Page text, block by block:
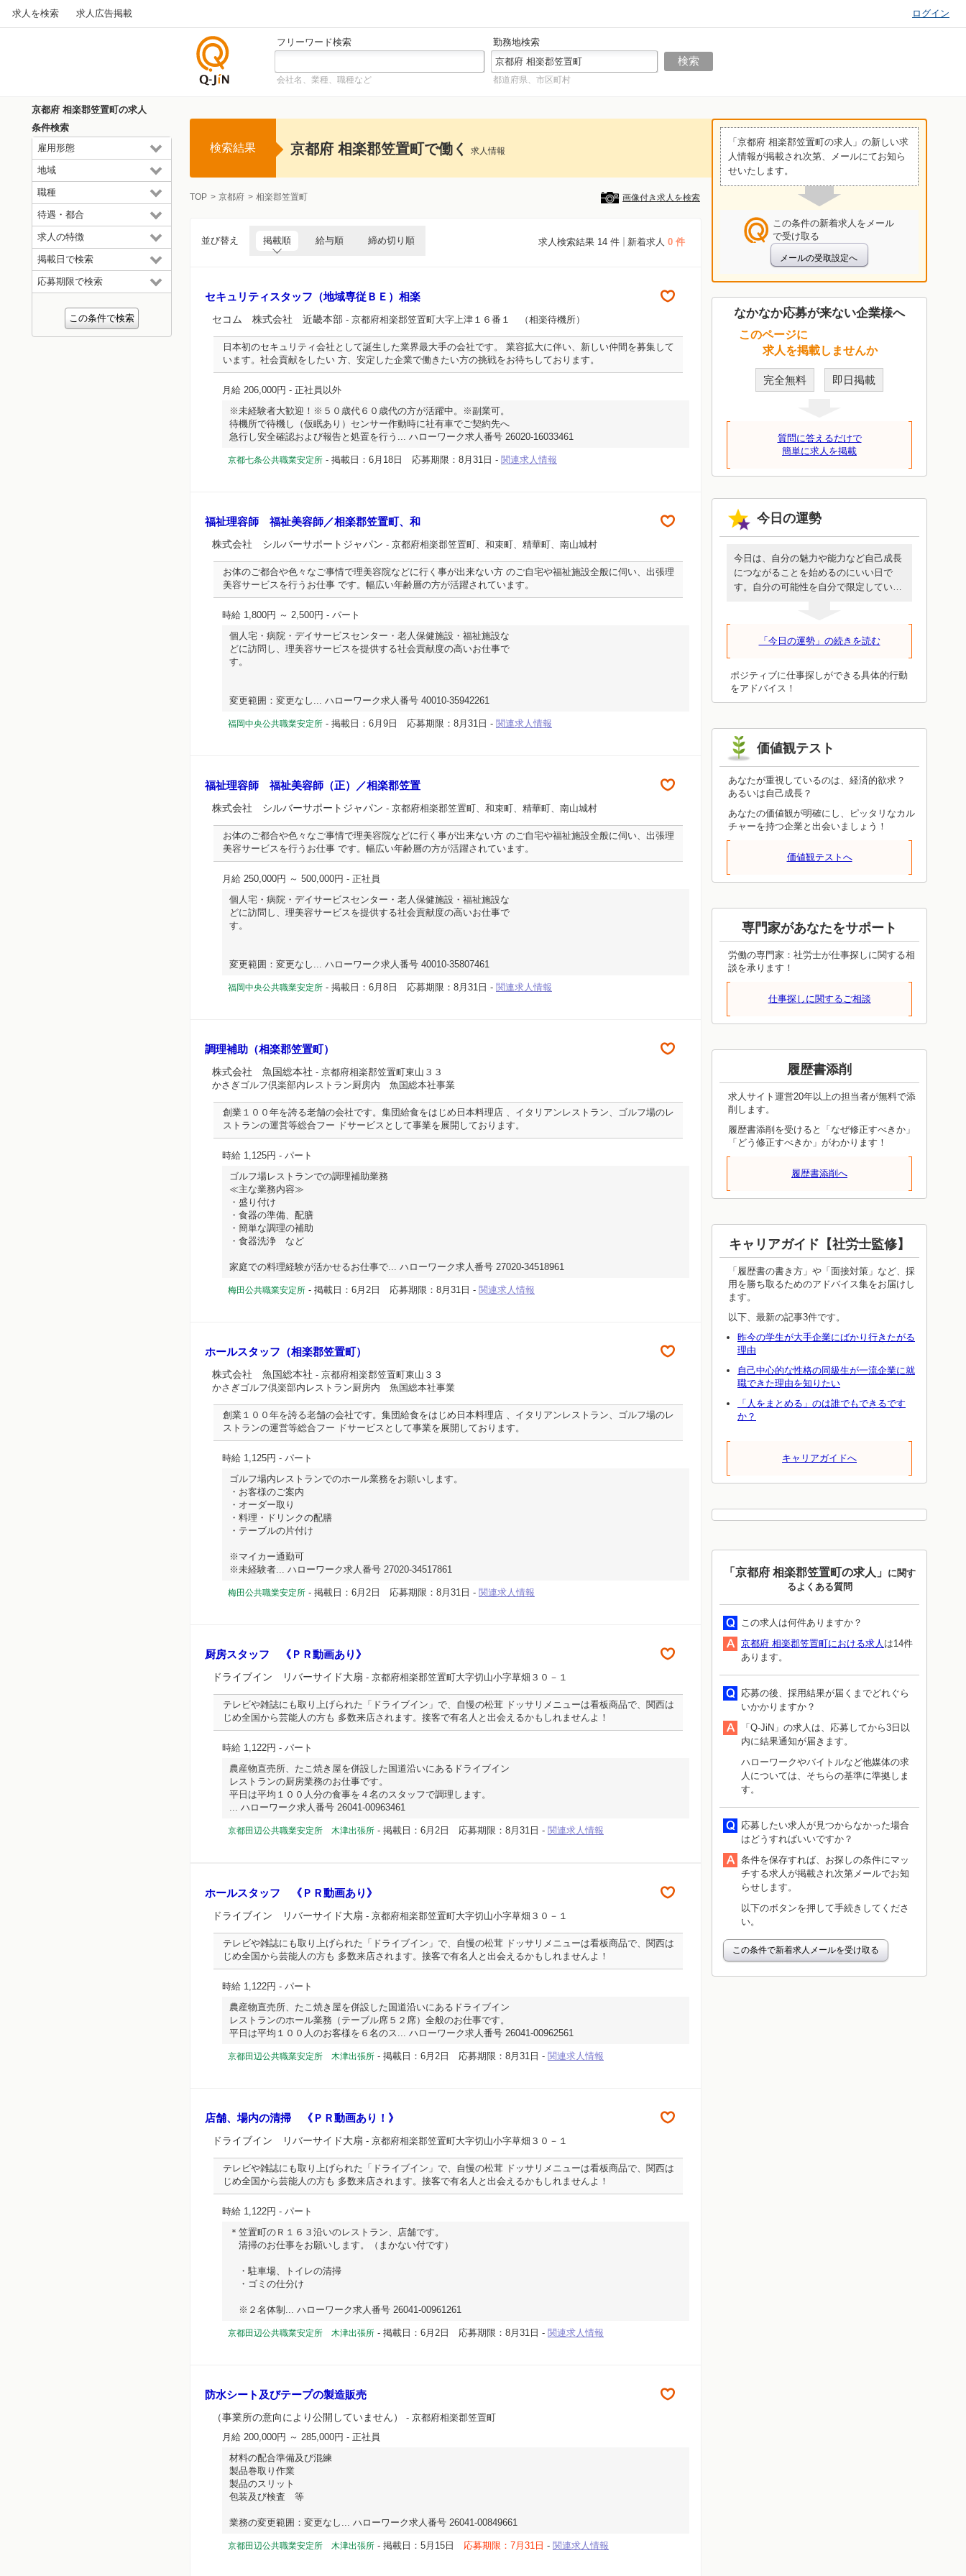
求人を検索 求人広告掲載 ログイン
人サイ
フリーワード検索 勤務地検索
会社名、業種、職種など 都道府県、市区町村
京都府 相楽郡笠置町の求人
条件検索
雇用形態
地域
職種
待遇・都合
求人の特徴
掲載日で検索
応募期限で検索
検索結果 京都府 相楽郡笠置町で働く 求人情報
TOP 京都府 相楽郡笠置町 画像付き求人を検索
求人検索結果 14 件 新着求人 0 件
並び替え 掲載順 給与順 締め切り順
セキュリティスタッフ（地域専従ＢＥ）相楽
セコム 株式会社 近畿本部 - 京都府相楽郡笠置町大字上津１６番１ （相楽待機所）
日本初のセキュリティ会社として誕生した業界最大手の会社です。 業容拡大に伴い、新しい仲間を募集して
います。社会貢献をしたい 方、安定した企業で働きたい方の挑戦をお待ちしております。
月給 206,000円 - 正社員以外
※未経験者大歓迎！※５０歳代６０歳代の方が活躍中。※副業可。
待機所で待機し（仮眠あり）センサー作動時に社有車でご契約先へ
急行し安全確認および報告と処置を行う... ハローワーク求人番号 26020-16033461
京都七条公共職業安定所 - 掲載日：6月18日 応募期限：8月31日 - 関連求人情報
福祉理容師 福祉美容師／相楽郡笠置町、和
株式会社 シルバーサポートジャパン - 京都府相楽郡笠置町、和束町、精華町、南山城村
お体のご都合や色々なご事情で理美容院などに行く事が出来ない方 のご自宅や福祉施設全般に伺い、出張理
美容サービスを行うお仕事 です。幅広い年齢層の方が活躍されています。
時給 1,800円 ～ 2,500円 - パート
個人宅・病院・デイサービスセンター・老人保健施設・福祉施設な
どに訪問し、理美容サービスを提供する社会貢献度の高いお仕事で
す。
変更範囲：変更なし... ハローワーク求人番号 40010-35942261
福岡中央公共職業安定所 - 掲載日：6月9日 応募期限：8月31日 - 関連求人情報
福祉理容師 福祉美容師（正）／相楽郡笠置
株式会社 シルバーサポートジャパン - 京都府相楽郡笠置町、和束町、精華町、南山城村
お体のご都合や色々なご事情で理美容院などに行く事が出来ない方 のご自宅や福祉施設全般に伺い、出張理
美容サービスを行うお仕事 です。幅広い年齢層の方が活躍されています。
月給 250,000円 ～ 500,000円 - 正社員
個人宅・病院・デイサービスセンター・老人保健施設・福祉施設な
どに訪問し、理美容サービスを提供する社会貢献度の高いお仕事で
す。
変更範囲：変更なし... ハローワーク求人番号 40010-35807461
福岡中央公共職業安定所 - 掲載日：6月8日 応募期限：8月31日 - 関連求人情報
調理補助（相楽郡笠置町）
株式会社 魚国総本社 - 京都府相楽郡笠置町東山３３
かさぎゴルフ倶楽部内レストラン厨房内 魚国総本社事業
創業１００年を誇る老舗の会社です。集団給食をはじめ日本料理店 、イタリアンレストラン、ゴルフ場のレ
ストランの運営等総合フー ドサービスとして事業を展開しております。
時給 1,125円 - パート
ゴルフ場レストランでの調理補助業務
≪主な業務内容≫
・盛り付け
・食器の準備、配膳
・簡単な調理の補助
・食器洗浄 など
家庭での料理経験が活かせるお仕事で... ハローワーク求人番号 27020-34518961
梅田公共職業安定所 - 掲載日：6月2日 応募期限：8月31日 - 関連求人情報
ホールスタッフ（相楽郡笠置町）
株式会社 魚国総本社 - 京都府相楽郡笠置町東山３３
かさぎゴルフ倶楽部内レストラン厨房内 魚国総本社事業
創業１００年を誇る老舗の会社です。集団給食をはじめ日本料理店 、イタリアンレストラン、ゴルフ場のレ
ストランの運営等総合フー ドサービスとして事業を展開しております。
時給 1,125円 - パート
ゴルフ場内レストランでのホール業務をお願いします。
・お客様のご案内
・オーダー取り
・料理・ドリンクの配膳
・テーブルの片付け
※マイカー通勤可
※未経験者... ハローワーク求人番号 27020-34517861
梅田公共職業安定所 - 掲載日：6月2日 応募期限：8月31日 - 関連求人情報
厨房スタッフ 《ＰＲ動画あり》
ドライブイン リバーサイド大扇 - 京都府相楽郡笠置町大字切山小字草畑３０－１
テレビや雑誌にも取り上げられた「ドライブイン」で、自慢の松茸 ドッサリメニューは看板商品で、関西は
じめ全国から芸能人の方も 多数来店されます。接客で有名人と出会えるかもしれませんよ！
時給 1,122円 - パート
農産物直売所、たこ焼き屋を併設した国道沿いにあるドライブイン
レストランの厨房業務のお仕事です。
平日は平均１００人分の食事を４名のスタッフで調理します。
... ハローワーク求人番号 26041-00963461
京都田辺公共職業安定所 木津出張所 - 掲載日：6月2日 応募期限：8月31日 - 関連求人情報
ホールスタッフ 《ＰＲ動画あり》
ドライブイン リバーサイド大扇 - 京都府相楽郡笠置町大字切山小字草畑３０－１
テレビや雑誌にも取り上げられた「ドライブイン」で、自慢の松茸 ドッサリメニューは看板商品で、関西は
じめ全国から芸能人の方も 多数来店されます。接客で有名人と出会えるかもしれませんよ！
時給 1,122円 - パート
農産物直売所、たこ焼き屋を併設した国道沿いにあるドライブイン
レストランのホール業務（テーブル席５２席）全般のお仕事です。
平日は平均１００人のお客様を６名のス... ハローワーク求人番号 26041-00962561
京都田辺公共職業安定所 木津出張所 - 掲載日：6月2日 応募期限：8月31日 - 関連求人情報
店舗、場内の清掃 《ＰＲ動画あり！》
ドライブイン リバーサイド大扇 - 京都府相楽郡笠置町大字切山小字草畑３０－１
テレビや雑誌にも取り上げられた「ドライブイン」で、自慢の松茸 ドッサリメニューは看板商品で、関西は
じめ全国から芸能人の方も 多数来店されます。接客で有名人と出会えるかもしれませんよ！
時給 1,122円 - パート
＊笠置町のＲ１６３沿いのレストラン、店舗です。
清掃のお仕事をお願いします。（まかない付です）
・駐車場、トイレの清掃
・ゴミの仕分け
※２名体制... ハローワーク求人番号 26041-00961261
京都田辺公共職業安定所 木津出張所 - 掲載日：6月2日 応募期限：8月31日 - 関連求人情報
防水シート及びテープの製造販売
（事業所の意向により公開していません）
- 京都府相楽郡笠置町
月給 200,000円 ～ 285,000円 - 正社員
材料の配合準備及び混練
製品巻取り作業
製品のスリット
包装及び検査 等
業務の変更範囲：変更なし... ハローワーク求人番号 26041-00849661
京都田辺公共職業安定所 木津出張所 - 掲載日：5月15日 応募期限：7月31日 - 関連求人情報
「京都府 相楽郡笠置町の求人」の新しい求
人情報が掲載され次第、メールにてお知ら
せいたします。
この条件の新着求人をメール
で受け取る
なかなか応募が来ない企業様へ
このページに
求人を掲載しませんか
完全無料 即日掲載
質問に答えるだけで
簡単に求人を掲載
今日の運勢
今日は、自分の魅力や能力など自己成長
につながることを始めるのにいい日で
す。自分の可能性を自分で限定していな
厚みを増し、成長して柱になるための道
ールスポイントは、やる気や生き甲斐に
ちゃんとつながっていますか？本当の能
力が開花するには、外からの評価ではな
「今日の運勢」の続きを読む
ポジティブに仕事探しができる具体的行動
をアドバイス！
価値観テスト
あなたが重視しているのは、経済的欲求？
あるいは自己成長？
あなたの価値観が明確にし、ピッタリなカル
チャーを持つ企業と出会いましょう！
価値観テストへ
専門家があなたをサポート
労働の専門家：社労士が仕事探しに関する相
談を承ります！
仕事探しに関するご相談
履歴書添削
求人サイト運営20年以上の担当者が無料で添
削します。
履歴書添削を受けると「なぜ修正すべきか」
「どう修正すべきか」がわかります！
履歴書添削へ
キャリアガイド【社労士監修】
「履歴書の書き方」や「面接対策」など、採
用を勝ち取るためのアドバイス集をお届けし
ます。
以下、最新の記事3件です。
昨今の学生が大手企業にばかり行きたがる
理由
自己中心的な性格の同級生が一流企業に就
職できた理由を知りたい
「人をまとめる」のは誰でもできるです
か？
キャリアガイドへ
「京都府 相楽郡笠置町の求人」
に関す
るよくある質問
この求人は何件ありますか？
京都府 相楽郡笠置町における求人 は14件
あります。
応募の後、採用結果が届くまでどれぐら
いかかりますか？
「Q-JiN」の求人は、応募してから3日以
内に結果通知が届きます。
ハローワークやバイトルなど他媒体の求
人については、そちらの基準に準拠しま
す。
応募したい求人が見つからなかった場合
はどうすればいいですか？
条件を保存すれば、お探しの条件にマッ
チする求人が掲載され次第メールでお知
らせします。
以下のボタンを押して手続きしてくださ
い。
この条件で新着求人メールを受け取る